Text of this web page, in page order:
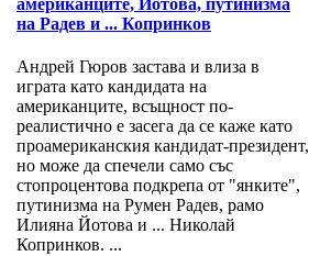
американците, Йотова, путинизма
на Радев и ... Копринков
Андрей Гюров застава и влиза в
играта като кандидата на
американците, всъщност по-
реалистично е засега да се каже като
проамериканския кандидат-президент,
но може да спечели само със
стопроцентова подкрепа от "янките",
путинизма на Румен Радев, рамо
Илияна Йотова и ... Николай
Копринков. ...